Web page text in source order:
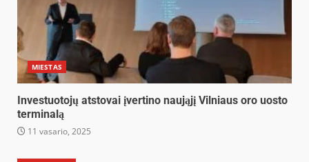
MIESTAS
Investuotojų atstovai įvertino naująjį Vilniaus oro uosto
terminalą
11 vasario, 2025